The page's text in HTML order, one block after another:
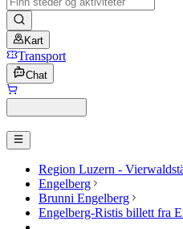
Kart
Transport
Chat
Region Luzern -
Engelberg
Brunni Engelberg
Engelberg-Ristis billett fra